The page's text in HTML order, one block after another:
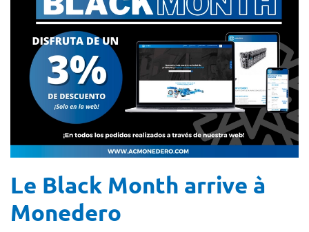
Le Black Month arrive à
Monedero